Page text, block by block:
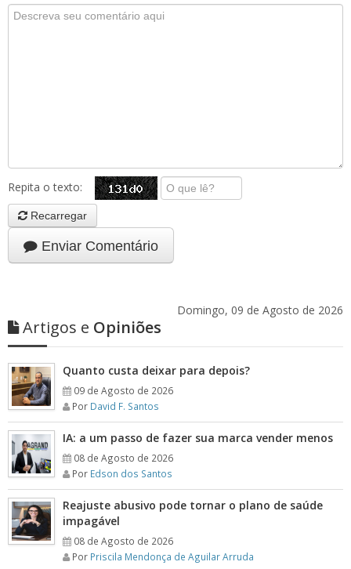
Repita o texto:
Recarregar
Enviar Comentário
Domingo, 09 de Agosto de 2026
Artigos e Opiniões
Quanto custa deixar para depois?
09 de Agosto de 2026
Por David F. Santos
IA: a um passo de fazer sua marca vender menos
08 de Agosto de 2026
Por Edson dos Santos
Reajuste abusivo pode tornar o plano de saúde
impagável
08 de Agosto de 2026
Por Priscila Mendonça de Aguilar Arruda